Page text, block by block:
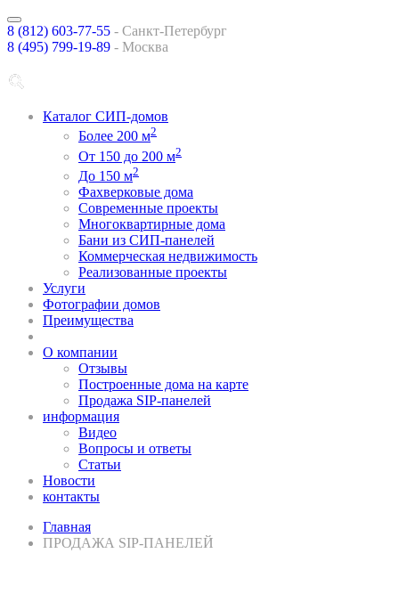
8 (812) 603-77-55 - Санкт-Петербург
8 (495) 799-19-89 - Москва
Каталог СИП-домов
Более 200 м2
От 150 до 200 м2
До 150 м2
Фахверковые дома
Современные проекты
Многоквартирные дома
Бани из СИП-панелей
Коммерческая недвижимость
Реализованные проекты
Услуги
Фотографии домов
Преимущества
О компании
Отзывы
Построенные дома на карте
Продажа SIP-панелей
информация
Видео
Вопросы и ответы
Статьи
Новости
контакты
Главная
ПРОДАЖА SIP-ПАНЕЛЕЙ